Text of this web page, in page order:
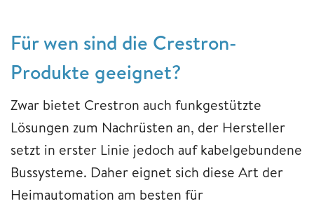
Für wen sind die Crestron-
Produkte geeignet?
Zwar bietet Crestron auch funkgestützte
Lösungen zum Nachrüsten an, der Hersteller
setzt in erster Linie jedoch auf kabelgebundene
Bussysteme. Daher eignet sich diese Art der
Heimautomation am besten für